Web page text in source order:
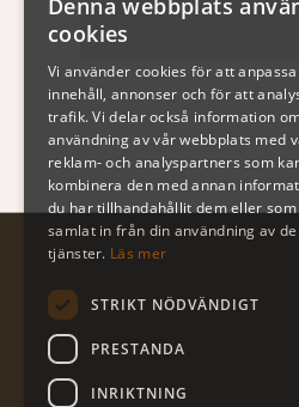
Subscribe
Denna webbplats
cookies
Vi använder cookies för att anpassa
innehåll, annonser och för att
trafik. Vi delar också information
användning av vår webbplats med
reklam- och analyspartners som
kombinera den med annan
du har tillhandahållit dem eller
samlat in från din användning av
tjänster. Läs mer
STRIKT NÖDVÄNDIGT
PRESTANDA
INRIKTNING